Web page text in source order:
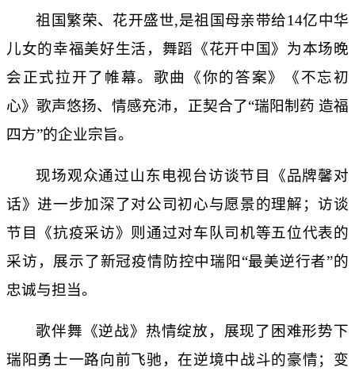
祖国繁荣、花开盛世,是祖国母亲带给14亿中华
儿女的幸福美好生活，舞蹈《花开中国》为本场晚
会正式拉开了帷幕。歌曲《你的答案》《不忘初
心》歌声悠扬、情感充沛，正契合了“瑞阳制药 造福
四方”的企业宗旨。
现场观众通过山东电视台访谈节目《品牌馨对
话》进一步加深了对公司初心与愿景的理解；访谈
节目《抗疫采访》则通过对车队司机等五位代表的
采访，展示了新冠疫情防控中瑞阳“最美逆行者”的
忠诚与担当。
歌伴舞《逆战》热情绽放，展现了困难形势下
瑞阳勇士一路向前飞驰，在逆境中战斗的豪情；变